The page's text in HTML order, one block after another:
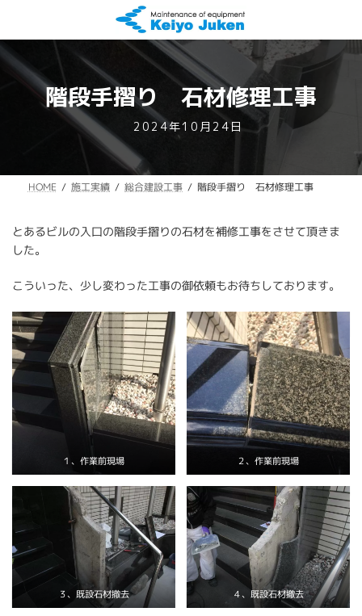
テ
ン
ゲ
ー
階段手摺り 石材修理工事
最
更
新
日
:
2024年10月24日
HOME 施工実績 総合建設工事 階段手摺り 石材修理工事
とあるビルの入口の階段手摺りの石材を補修工事をさせて頂きま
した。
こういった、少し変わった工事の御依頼もお待ちしております。
１、作業前現場 ２、作業前現場
３、既設石材撤去 ４、既設石材撤去